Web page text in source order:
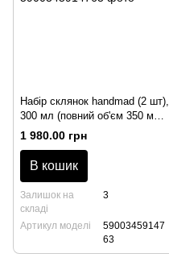
Набір склянок handmad (2 шт),
300 мл (повний об'єм 350 мл),
Perfect Serve, Krosno
1 980.00 грн
В кошик
Залишок на
складі
3
Артикул моделі
59003459147
63